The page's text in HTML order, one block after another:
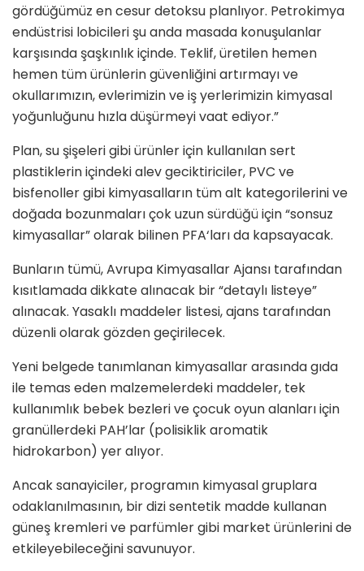
gördüğümüz en cesur detoksu planlıyor. Petrokimya
endüstrisi lobicileri şu anda masada konuşulanlar
karşısında şaşkınlık içinde. Teklif, üretilen hemen
hemen tüm ürünlerin güvenliğini artırmayı ve
okullarımızın, evlerimizin ve iş yerlerimizin kimyasal
yoğunluğunu hızla düşürmeyi vaat ediyor.”
Plan, su şişeleri gibi ürünler için kullanılan sert
plastiklerin içindeki alev geciktiriciler, PVC ve
bisfenoller gibi kimyasalların tüm alt kategorilerini ve
doğada bozunmaları çok uzun sürdüğü için “sonsuz
kimyasallar” olarak bilinen PFA‘ları da kapsayacak.
Bunların tümü, Avrupa Kimyasallar Ajansı tarafından
kısıtlamada dikkate alınacak bir “detaylı listeye”
alınacak. Yasaklı maddeler listesi, ajans tarafından
düzenli olarak gözden geçirilecek.
Yeni belgede tanımlanan kimyasallar arasında gıda
ile temas eden malzemelerdeki maddeler, tek
kullanımlık bebek bezleri ve çocuk oyun alanları için
granüllerdeki PAH’lar (polisiklik aromatik
hidrokarbon) yer alıyor.
Ancak sanayiciler, programın kimyasal gruplara
odaklanılmasının, bir dizi sentetik madde kullanan
güneş kremleri ve parfümler gibi market ürünlerini de
etkileyebileceğini savunuyor.